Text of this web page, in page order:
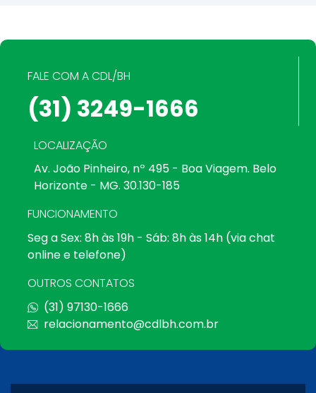
FALE COM A CDL/BH
(31) 3249-1666
LOCALIZAÇÃO
Av. João Pinheiro, nº 495 - Boa Viagem. Belo
Horizonte - MG. 30.130-185
FUNCIONAMENTO
Seg a Sex: 8h às 19h - Sáb: 8h às 14h (via chat
online e telefone)
OUTROS CONTATOS
(31) 97130-1666
relacionamento@cdlbh.com.br